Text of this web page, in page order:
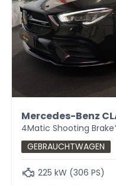
Mercedes-Benz
4Matic Shooting
GEBRAUCHTWAGEN
225 kW (306 PS)